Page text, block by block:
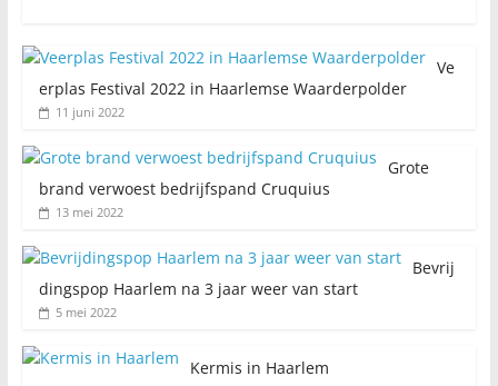
Ve
erplas Festival 2022 in Haarlemse Waarderpolder
11 juni 2022
Grote
brand verwoest bedrijfspand Cruquius
13 mei 2022
Bevrij
dingspop Haarlem na 3 jaar weer van start
5 mei 2022
Kermis in Haarlem